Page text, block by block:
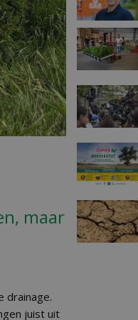
maar
drainage.
juist uit